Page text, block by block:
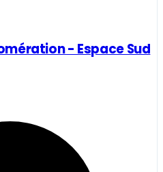
- Espace Sud